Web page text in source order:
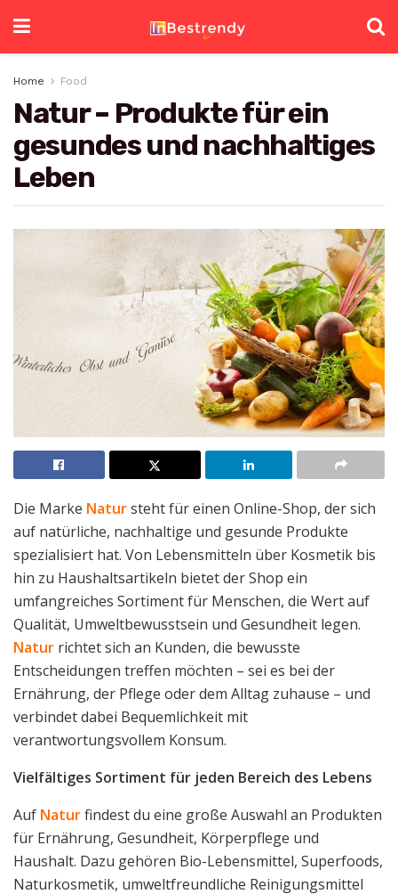
Home Food
Natur – Produkte für ein
gesundes und nachhaltiges
Leben
Die Marke Natursteht für einen Online-Shop, der sich
auf natürliche, nachhaltige und gesunde Produkte
spezialisiert hat. Von Lebensmitteln über Kosmetik bis
hin zu Haushaltsartikeln bietet der Shop ein
umfangreiches Sortiment für Menschen, die Wert auf
Qualität, Umweltbewusstsein und Gesundheit legen.
Natur richtet sich an Kunden, die bewusste
Entscheidungen treffen möchten – sei es bei der
Ernährung, der Pflege oder dem Alltag zuhause – und
verbindet dabei Bequemlichkeit mit
verantwortungsvollem Konsum.
Vielfältiges Sortiment für jeden Bereich des Lebens
Auf Naturfindest du eine große Auswahl an Produkten
für Ernährung, Gesundheit, Körperpflege und
Haushalt. Dazu gehören Bio-Lebensmittel, Superfoods,
Naturkosmetik, umweltfreundliche Reinigungsmittel